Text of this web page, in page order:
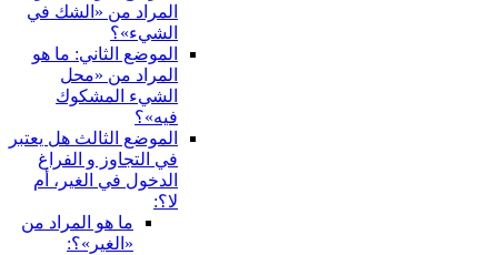
المراد من «الشك في
الشي‏ء»؟
الموضع الثاني: ما هو
المراد من «محل
الشي‏ء المشكوك
فيه»؟
الموضع الثالث هل يعتبر
في التجاوز و الفراغ
الدخول في الغير، أم
لا؟:
ما هو المراد من
«الغير»؟: